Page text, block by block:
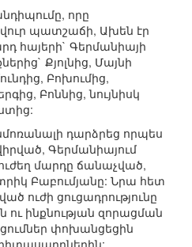
որը
պատշաճի, Ախեն էր
հայերի` Գերմանիայի
Քյոլնից, Մայնի
Բոխումից,
Բոննից, նույնիսկ
դարձրեց որպես
Գերմանիայում
մարդը ճանաչված,
Բաբումյանը: Նրա հետ
ուժի ցուցադրությունը
ինքնության զորացման
փոխանցեցին